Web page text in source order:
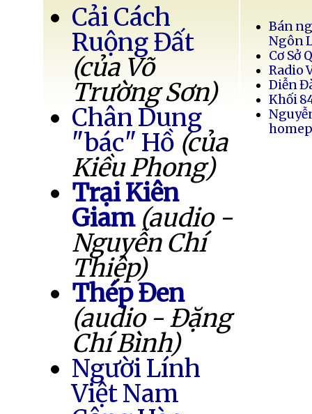
Cải Cách
Ruộng Đất
(của Võ
Trường Sơn)
Chân Dung
"bác" Hồ (của
Kiều Phong)
Trại Kiên
Giam (audio -
Nguyễn Chí
Thiệp)
Thép Đen
(audio - Đặng
Chí Bình)
Người Lính
Việt Nam
Bán
Ngôn
Cơ Sở
Radio
Diễn
Khối